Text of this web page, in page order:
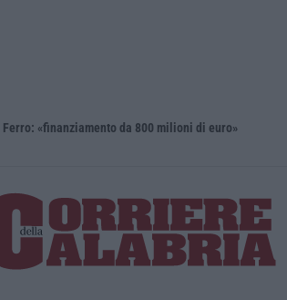
«finanziamento da 800 milioni di euro»